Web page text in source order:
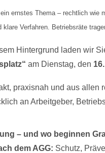
ernstes Thema – rechtlich
Verfahren. Betriebsräte
Hintergrund laden wir
am Dienstag, den
praxisnah und aus
an Arbeitgeber,
– und wo beginnen
dem AGG: Schutz,